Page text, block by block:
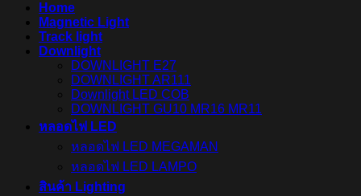
Home
Magnetic Light
Track light
Downlight
DOWNLIGHT E27
DOWNLIGHT AR111
Downlight LED COB
DOWNLIGHT GU10 MR16 MR11
หลอดไฟ LED
หลอดไฟ LED MEGAMAN
หลอดไฟ LED LAMPO
สินค้า Lighting